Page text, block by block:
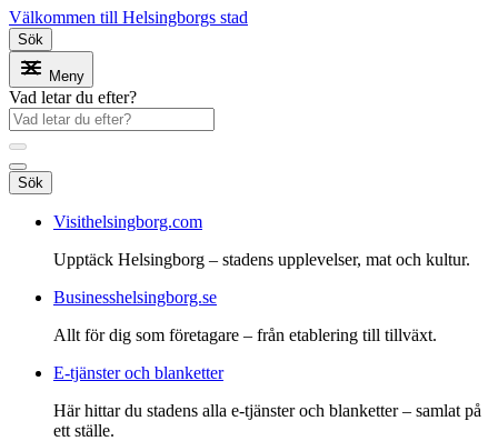
Välkommen till Helsingborgs stad
Sök
Meny
Vad letar du efter?
Sök
Visithelsingborg.com
Upptäck Helsingborg – stadens upplevelser, mat och kultur.
Businesshelsingborg.se
Allt för dig som företagare – från etablering till tillväxt.
E-tjänster och blanketter
Här hittar du stadens alla e-tjänster och blanketter – samlat på
ett ställe.